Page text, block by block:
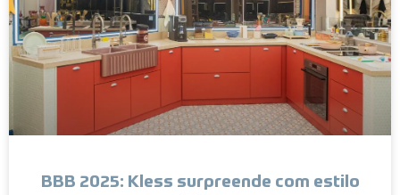
BBB 2025: Kless surpreende com estilo